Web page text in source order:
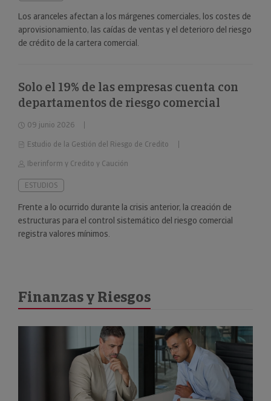
Los aranceles afectan a los márgenes comerciales, los costes de
aprovisionamiento, las caídas de ventas y el deterioro del riesgo
de crédito de la cartera comercial.
Solo el 19% de las empresas cuenta con
departamentos de riesgo comercial
09 junio 2026
Estudio de la Gestión del Riesgo de Credito
Iberinform y Credito y Caución
ESTUDIOS
Frente a lo ocurrido durante la crisis anterior, la creación de
estructuras para el control sistemático del riesgo comercial
registra valores mínimos.
Finanzas y Riesgos